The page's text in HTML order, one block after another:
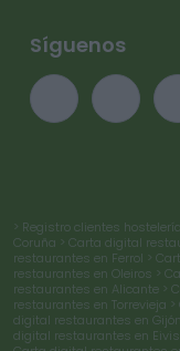
Síguenos
> Registro clientes
Coruña > Carta digital
restaurantes en Ferrol >
restaurantes en Oleiros >
restaurantes en Alicante >
restaurantes en Torrevieja
digital restaurantes en Gijón
digital restaurantes en